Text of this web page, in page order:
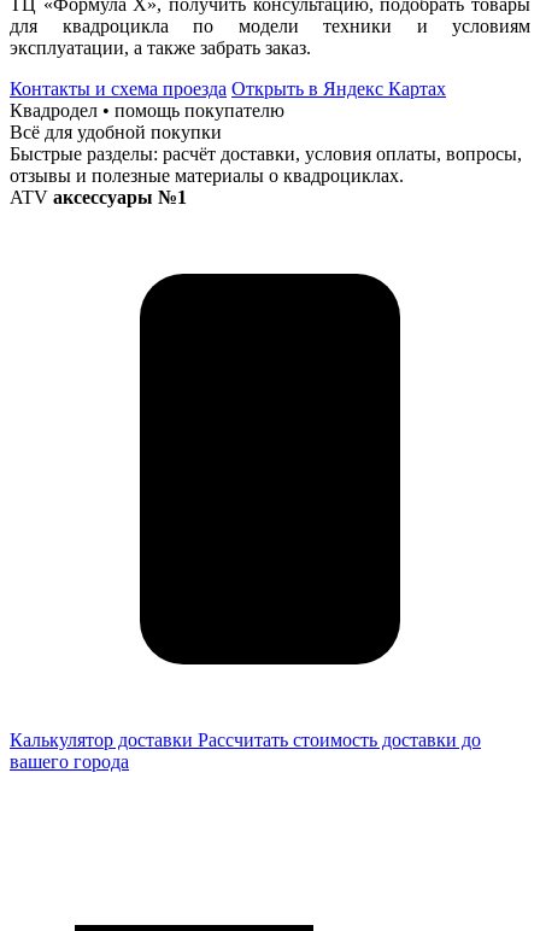
для квадроцикла по модели техники и условиям
эксплуатации, а также забрать заказ.
Контакты и схема проезда Открыть в Яндекс Картах
Квадродел • помощь покупателю
Всё для удобной покупки
Быстрые разделы: расчёт доставки, условия оплаты, вопросы,
отзывы и полезные материалы о квадроциклах.
ATV аксессуары №1
Калькулятор доставки Рассчитать стоимость доставки до
вашего города